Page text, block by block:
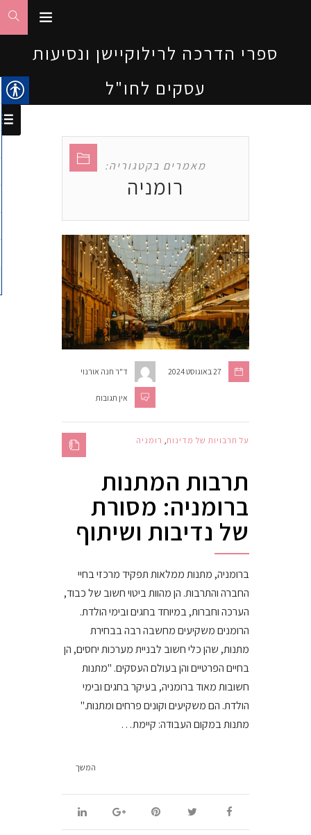
ספרי הדרכה לרילוקיישן ונסיעות
עסקים לחו"ל
מאמרים בקטגוריה:
רומניה
ד"ר חנה אורנוי 27 באוגוסט 2024
אין תגובות
על תרבויות של מדינות רומניה
תרבות המתנות
ברומניה: מסורת
של נדיבות ושיתוף
ברומניה, מתנות ממלאות תפקיד מרכזי בחיי
החברה והתרבות. הן מהוות ביטוי חשוב של כבוד,
הערכה וחברות, במיוחד בחגים ובימי הולדת.
הרומנים משקיעים מחשבה רבה בבחירת
מתנות, שהן כלי חשוב לבניית מערכות יחסים, הן
בחיים הפרטיים והן בעולם העסקים. "מתנות
חשובות מאוד ברומניה, בעיקר בחגים ובימי
הולדת. הם משקיעים וקונים פרחים ומתנות."
מתנות במקום העבודה: קיימת…
המשך